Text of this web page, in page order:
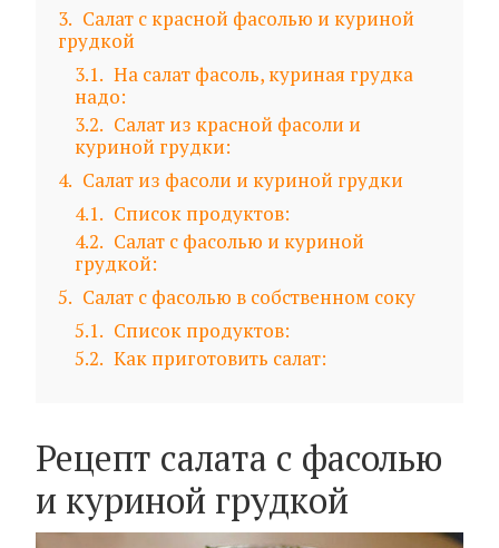
3
Салат с красной фасолью и куриной
грудкой
3.1
На салат фасоль, куриная грудка
надо:
3.2
Салат из красной фасоли и
куриной грудки:
4
Салат из фасоли и куриной грудки
4.1
Список продуктов:
4.2
Салат с фасолью и куриной
грудкой:
5
Салат с фасолью в собственном соку
5.1
Список продуктов:
5.2
Как приготовить салат:
Рецепт салата с фасолью
и куриной грудкой